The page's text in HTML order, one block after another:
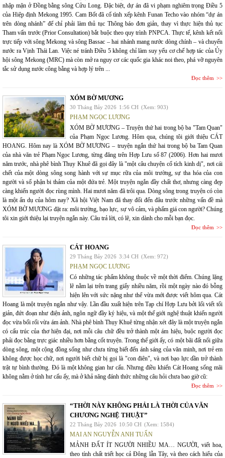
nhập mặn ở Đồng bằng sông Cửu Long. Đặc biệt, dự án đã vi phạm nghiêm trọng Điều 5
của Hiệp định Mekong 1995. Cam Bốt đã cố tình xếp kênh Funan Techo vào nhóm “dự án
trên dòng nhánh” để chỉ phải làm thủ tục Thông báo đơn giản, thay vì thực hiện thủ tục
Tham vấn trước (Prior Consultation) bắt buộc theo quy trình PNPCA. Thực tế, kênh kết nối
trực tiếp với sông Mekong và sông Bassac – hai nhánh mang nước dòng chính – và chuyển
nước ra Vịnh Thái Lan. Việc né tránh Điều 5 không chỉ làm suy yếu cơ chế hợp tác của Ủy
hội sông Mekong (MRC) mà còn mở ra nguy cơ các quốc gia khác noi theo, phá vỡ nguyên
tắc sử dụng nước công bằng và hợp lý trên ...
Đọc thêm
XÓM BỜ MƯƠNG
30 Tháng Bảy 2026 1:56 CH (Xem: 903)
PHẠM NGỌC LƯƠNG
XÓM BỜ MƯƠNG – Truyện thứ hai trong bộ ba "Tam Quan"
của Phạm Ngọc Lương. Hôm qua, chúng tôi giới thiệu CÁT
HOANG. Hôm nay là XÓM BỜ MƯƠNG – truyện ngắn thứ hai trong bộ ba Tam Quan
của nhà văn trẻ Phạm Ngọc Lương, từng đăng trên Hợp Lưu số 87 (2006). Hơn hai mươi
năm trước, nhà phê bình Thụy Khuê đã gọi đây là "một câu chuyện cổ tích kinh dị", nơi cái
chết của một dòng sông song hành với sự mục rữa của môi trường, sự tha hóa của con
người và số phận bi thảm của một đứa trẻ. Một truyện ngắn đầy chất thơ, nhưng càng đẹp
càng khiến người đọc rùng mình. Hai mươi năm đã trôi qua. Dòng sông trong truyện có còn
là một ẩn dụ của hôm nay? Xã hội Việt Nam đã thay đổi đến đâu trước những vấn đề mà
XÓM BỜ MƯƠNG đặt ra: môi trường, bạo lực, sự vô cảm, và phẩm giá con người? Chúng
tôi xin giới thiệu lại truyện ngắn này. Câu trả lời, có lẽ, xin dành cho mỗi bạn đọc.
Đọc thêm
CÁT HOANG
29 Tháng Bảy 2026 3:34 CH (Xem: 972)
PHẠM NGỌC LƯƠNG
Có những tác phẩm không thuộc về một thời điểm. Chúng lặng
lẽ nằm lại trên trang giấy nhiều năm, rồi một ngày nào đó bỗng
hiện lên với sức nặng như thể vừa mới được viết hôm qua. Cát
Hoang là một truyện ngắn như vậy. Lần đầu xuất hiện trên Tạp chí Hợp Lưu bởi lối viết tối
giản, đứt đoạn như điện ảnh, ngôn ngữ đầy ký hiệu, và một thế giới nghệ thuật khiến người
đọc vừa bối rối vừa ám ảnh. Nhà phê bình Thụy Khuê từng nhận xét đây là một truyện ngắn
có cấu trúc của thơ hiện đại, nơi mỗi câu chữ đều trở thành một ám hiệu, buộc người đọc
phải đọc bằng trực giác nhiều hơn bằng cốt truyện. Trong thế giới ấy, có một bãi đất nổi giữa
dòng sông, một cộng đồng sống như chưa từng biết đến ánh sáng của văn minh, nơi trẻ em
không được học chữ, nơi người biết chữ bị gọi là "con điên", và nơi bạo lực dần trở thành
trật tự bình thường. Đó là một không gian hư cấu. Nhưng điều khiến Cát Hoang sống mãi
không nằm ở tính hư cấu ấy, mà ở khả năng đánh thức những câu hỏi chưa bao giờ cũ:
Đọc thêm
“THỜI NÀY KHÔNG PHẢI LÀ THỜI CỦA VĂN
CHƯƠNG NGHỆ THUẬT”
22 Tháng Bảy 2026 10:50 CH (Xem: 1584)
MAI AN NGUYỄN ANH TUẤN
MẢNH ĐẤT ÍT NGƯỜI NHIỀU MA… NGƯỜI, viết hoa,
theo tính chất triết học cả Đông lẫn Tây, và theo cách hiểu của